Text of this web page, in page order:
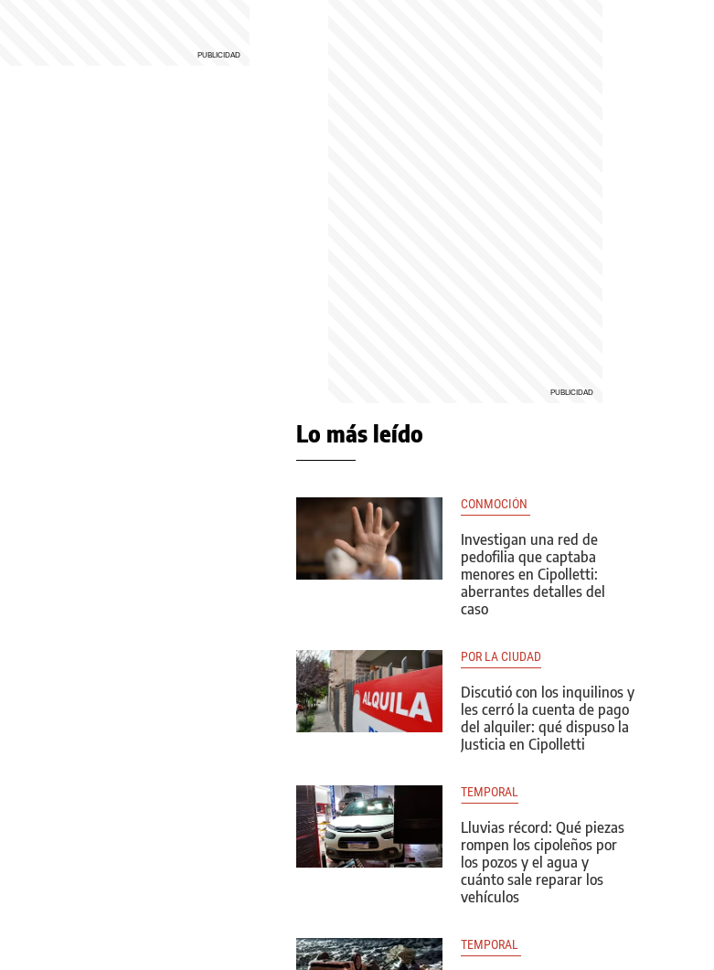
Lo más leído
CONMOCIÓN
Investigan una red de
pedofilia que captaba
menores en Cipolletti:
aberrantes detalles del
caso
POR LA CIUDAD
Discutió con los inquilinos y
les cerró la cuenta de pago
del alquiler: qué dispuso la
Justicia en Cipolletti
TEMPORAL
Lluvias récord: Qué piezas
rompen los cipoleños por
los pozos y el agua y
cuánto sale reparar los
vehículos
TEMPORAL